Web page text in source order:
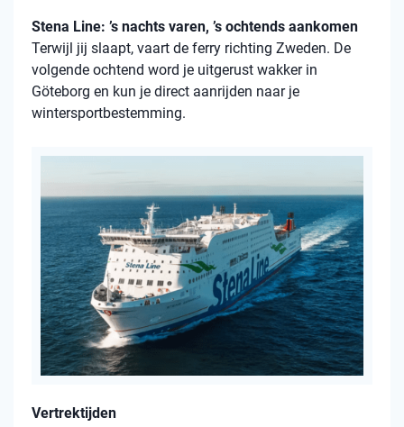
Stena Line: ’s nachts varen, ’s ochtends aankomen
Terwijl jij slaapt, vaart de ferry richting Zweden. De
volgende ochtend word je uitgerust wakker in
Göteborg en kun je direct aanrijden naar je
wintersportbestemming.
Vertrektijden